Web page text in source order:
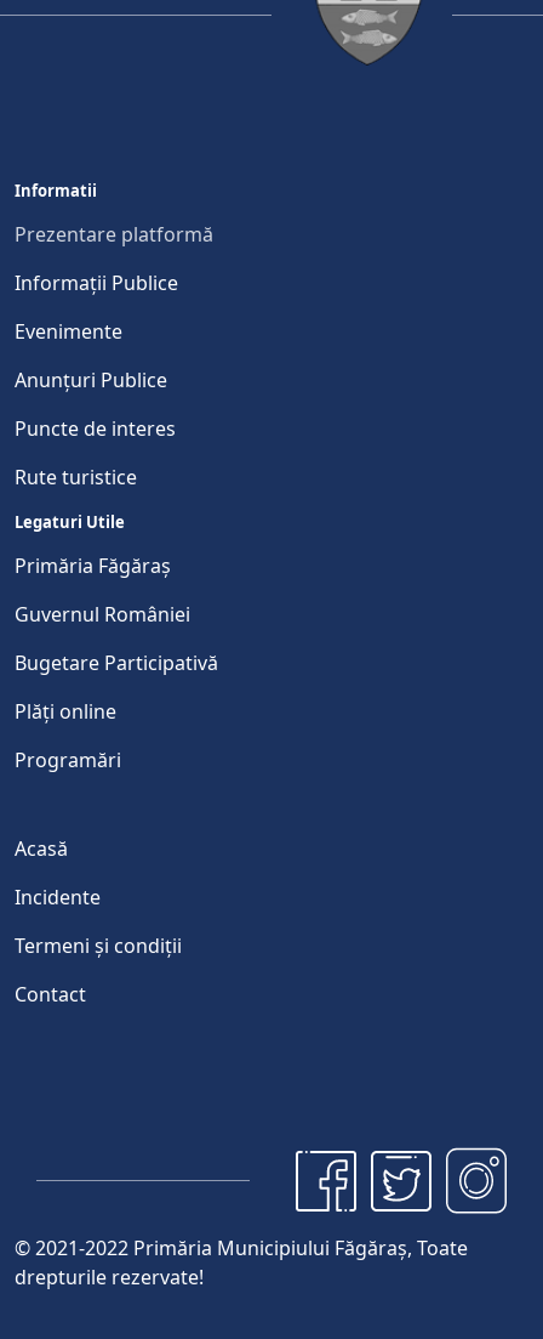
Informatii
Prezentare platformă
Informații Publice
Evenimente
Anunțuri Publice
Puncte de interes
Rute turistice
Legaturi Utile
Primăria Făgăraș
Guvernul României
Bugetare Participativă
Plăți online
Programări
Acasă
Incidente
Termeni și condiții
Contact
© 2021-2022 Primăria Municipiului Făgăraş, Toate
drepturile rezervate!